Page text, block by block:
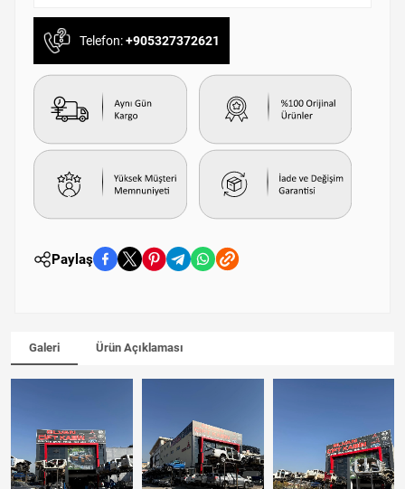
Telefon:+905327372621
Paylaş
Galeri Ürün Açıklaması